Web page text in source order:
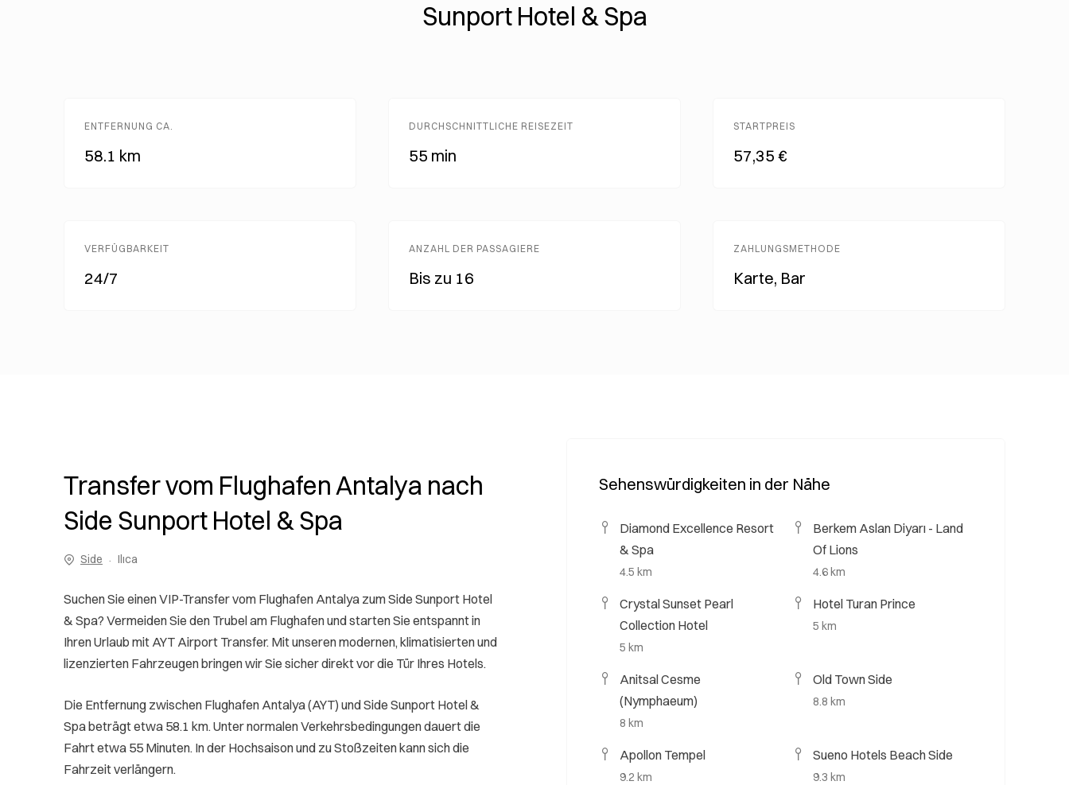
Sunport Hotel & Spa
ENTFERNUNG CA.
58.1 km
DURCHSCHNITTLICHE REISEZEIT
55 min
STARTPREIS
57,35 €
VERFÜGBARKEIT
24/7
ANZAHL DER PASSAGIERE
Bis zu 16
ZAHLUNGSMETHODE
Karte, Bar
Transfer vom Flughafen Antalya nach
Side Sunport Hotel & Spa
Side Ilıca
Suchen Sie einen VIP-Transfer vom Flughafen Antalya zum Side Sunport Hotel
& Spa? Vermeiden Sie den Trubel am Flughafen und starten Sie entspannt in
Ihren Urlaub mit AYT Airport Transfer. Mit unseren modernen, klimatisierten und
lizenzierten Fahrzeugen bringen wir Sie sicher direkt vor die Tür Ihres Hotels.
Die Entfernung zwischen Flughafen Antalya (AYT) und Side Sunport Hotel &
Spa beträgt etwa 58.1 km. Unter normalen Verkehrsbedingungen dauert die
Fahrt etwa 55 Minuten. In der Hochsaison und zu Stoßzeiten kann sich die
Fahrzeit verlängern.
Sehenswürdigkeiten in der Nähe
Diamond Excellence Resort
& Spa
4.5 km
Berkem Aslan Diyarı - Land
Of Lions
4.6 km
Crystal Sunset Pearl
Collection Hotel
5 km
Hotel Turan Prince
5 km
Anitsal Cesme
(Nymphaeum)
8 km
Old Town Side
8.8 km
Apollon Tempel
9.2 km
Sueno Hotels Beach Side
9.3 km